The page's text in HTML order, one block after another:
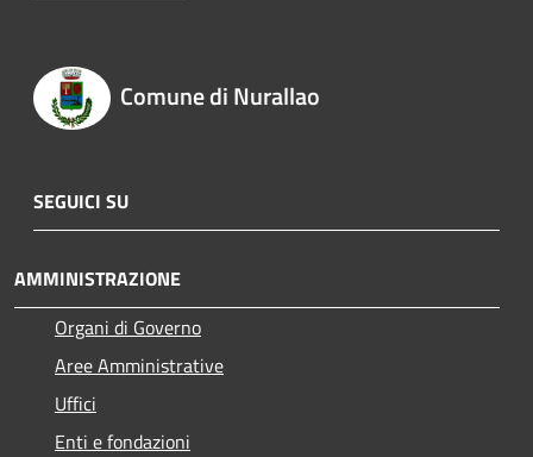
Comune di Nurallao
SEGUICI SU
AMMINISTRAZIONE
Organi di Governo
Aree Amministrative
Uffici
Enti e fondazioni